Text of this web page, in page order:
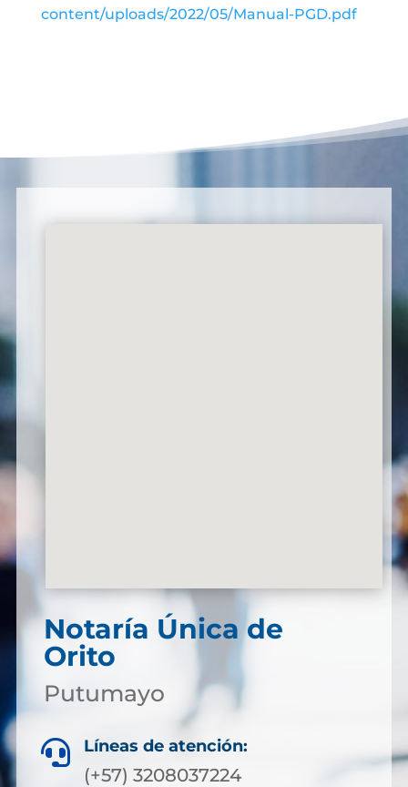
content/uploads/2022/05/Manual-PGD.pdf
Notaría Única de
Orito
Putumayo
 Líneas de atención:
(+57) 3208037224